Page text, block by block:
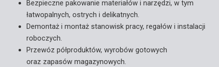
Bezpieczne pakowanie materiałów i narzędzi, w tym
łatwopalnych, ostrych i delikatnych.
Demontaż i montaż stanowisk pracy, regałów i instalacji
roboczych.
Przewóz półproduktów, wyrobów gotowych
oraz zapasów magazynowych.